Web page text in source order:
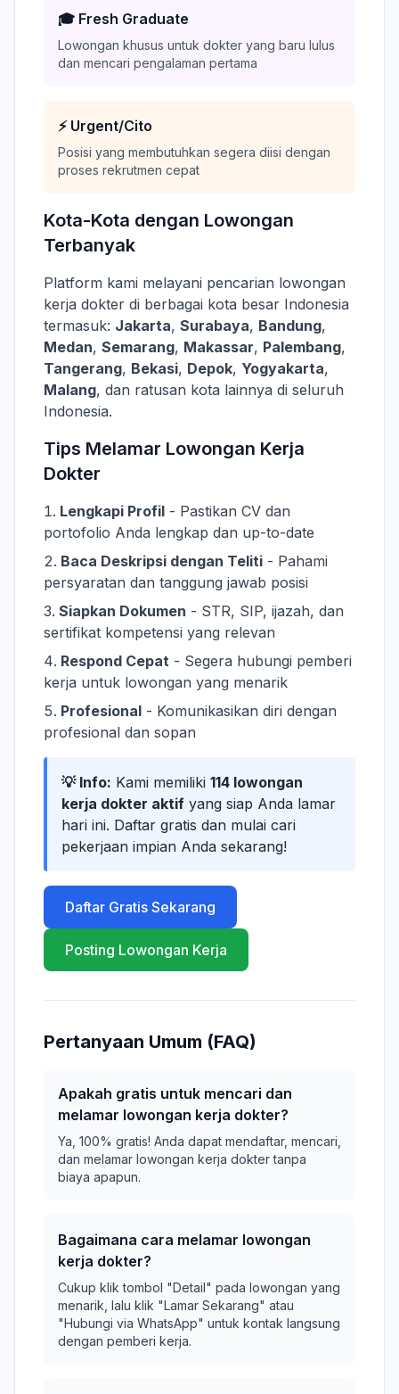
🎓 Fresh Graduate
Lowongan khusus untuk dokter yang baru lulus
dan mencari pengalaman pertama
⚡ Urgent/Cito
Posisi yang membutuhkan segera diisi dengan
proses rekrutmen cepat
Kota-Kota dengan Lowongan
Terbanyak
Platform kami melayani pencarian lowongan
kerja dokter di berbagai kota besar Indonesia
termasuk: Jakarta, Surabaya, Bandung,
Medan, Semarang, Makassar, Palembang,
Tangerang, Bekasi, Depok, Yogyakarta,
Malang, dan ratusan kota lainnya di seluruh
Indonesia.
Tips Melamar Lowongan Kerja
Dokter
Lengkapi Profil - Pastikan CV dan
portofolio Anda lengkap dan up-to-date
Baca Deskripsi dengan Teliti - Pahami
persyaratan dan tanggung jawab posisi
Siapkan Dokumen - STR, SIP, ijazah, dan
sertifikat kompetensi yang relevan
Respond Cepat - Segera hubungi pemberi
kerja untuk lowongan yang menarik
Profesional - Komunikasikan diri dengan
profesional dan sopan
💡 Info: Kami memiliki 114 lowongan
kerja dokter aktif yang siap Anda lamar
hari ini. Daftar gratis dan mulai cari
pekerjaan impian Anda sekarang!
Daftar Gratis Sekarang
Posting Lowongan Kerja
Pertanyaan Umum (FAQ)
Apakah gratis untuk mencari dan
melamar lowongan kerja dokter?
Ya, 100% gratis! Anda dapat mendaftar, mencari,
dan melamar lowongan kerja dokter tanpa
biaya apapun.
Bagaimana cara melamar lowongan
kerja dokter?
Cukup klik tombol "Detail" pada lowongan yang
menarik, lalu klik "Lamar Sekarang" atau
"Hubungi via WhatsApp" untuk kontak langsung
dengan pemberi kerja.